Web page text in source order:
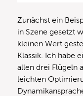
Zunächst ein
in Szene gesetzt
kleinen Wert
Klassik. Ich habe
allen drei Flügeln
leichten